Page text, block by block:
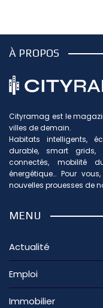
À PROPOS
Cityramag est le
villes de demain.
Habitats intelligents,
durable, smart grids,
connectés, mobilité
énergétique… Pour
nouvelles prouesses de
MENU
Actualité
Emploi
Immobilier